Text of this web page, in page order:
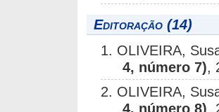
Editoração (14)
1. OLIVEIRA,
4, número 7),
2. OLIVEIRA,
4, número 8),